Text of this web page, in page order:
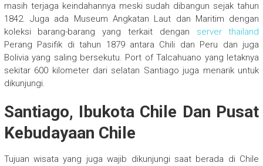
masih terjaga keindahannya meski sudah dibangun sejak tahun
1842. Juga ada Museum Angkatan Laut dan Maritim dengan
koleksi barang-barang yang terkait dengan server thailand
Perang Pasifik di tahun 1879 antara Chili dan Peru dan juga
Bolivia yang saling bersekutu. Port of Talcahuano yang letaknya
sekitar 600 kilometer dari selatan Santiago juga menarik untuk
dikunjungi.
Santiago, Ibukota Chile Dan Pusat
Kebudayaan Chile
Tujuan wisata yang juga wajib dikunjungi saat berada di Chile